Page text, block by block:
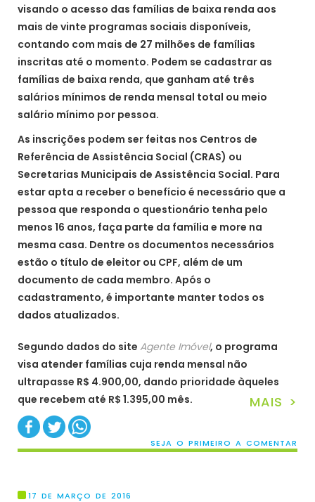
visando o acesso das famílias de baixa renda aos
mais de vinte programas sociais disponíveis,
contando com mais de 27 milhões de famílias
inscritas até o momento. Podem se cadastrar as
famílias de baixa renda, que ganham até três
salários mínimos de renda mensal total ou meio
salário mínimo por pessoa.
As inscrições podem ser feitas nos Centros de
Referência de Assistência Social (CRAS) ou
Secretarias Municipais de Assistência Social. Para
estar apta a receber o benefício é necessário que a
pessoa que responda o questionário tenha pelo
menos 16 anos, faça parte da família e more na
mesma casa. Dentre os documentos necessários
estão o título de eleitor ou CPF, além de um
documento de cada membro. Após o
cadastramento, é importante manter todos os
dados atualizados.
Segundo dados do site Agente Imóvel, o programa
visa atender famílias cuja renda mensal não
ultrapasse R$ 4.900,00, dando prioridade àqueles
que recebem até R$ 1.395,00 mês.
MAIS >
SEJA O PRIMEIRO A COMENTAR
17 DE MARÇO DE 2016